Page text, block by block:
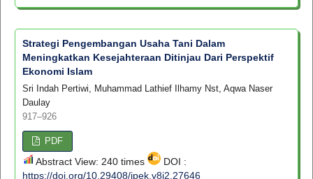
Strategi Pengembangan Usaha Tani Dalam
Meningkatkan Kesejahteraan Ditinjau Dari Perspektif
Ekonomi Islam
Sri Indah Pertiwi, Muhammad Lathief Ilhamy Nst, Aqwa Naser
Daulay
917–926
PDF
Abstract View: 240 times
DOI :
https://doi.org/10.29408/jpek.v8i2.27646